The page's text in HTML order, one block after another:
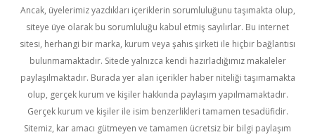
Ancak, üyelerimiz yazdıkları içeriklerin sorumluluğunu taşımakta olup,
siteye üye olarak bu sorumluluğu kabul etmiş sayılırlar. Bu internet
sitesi, herhangi bir marka, kurum veya şahıs şirketi ile hiçbir bağlantısı
bulunmamaktadır. Sitede yalnızca kendi hazırladığımız makaleler
paylaşılmaktadır. Burada yer alan içerikler haber niteliği taşımamakta
olup, gerçek kurum ve kişiler hakkında paylaşım yapılmamaktadır.
Gerçek kurum ve kişiler ile isim benzerlikleri tamamen tesadüfidir.
Sitemiz, kar amacı gütmeyen ve tamamen ücretsiz bir bilgi paylaşım